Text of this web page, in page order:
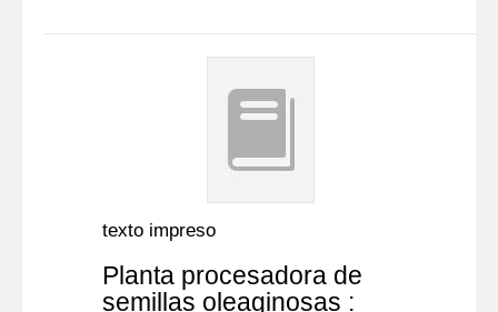
texto impreso
Planta procesadora de
semillas oleaginosas :